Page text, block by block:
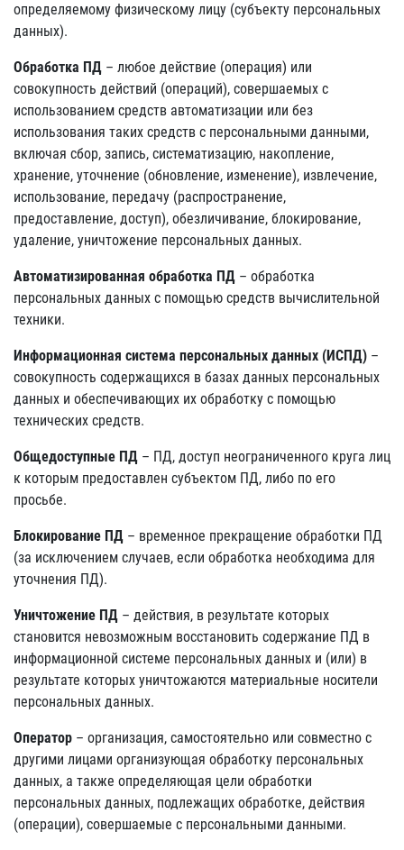
определяемому физическому лицу (субъекту персональных
данных).
Обработка ПД – любое действие (операция) или
совокупность действий (операций), совершаемых с
использованием средств автоматизации или без
использования таких средств с персональными данными,
включая сбор, запись, систематизацию, накопление,
хранение, уточнение (обновление, изменение), извлечение,
использование, передачу (распространение,
предоставление, доступ), обезличивание, блокирование,
удаление, уничтожение персональных данных.
Автоматизированная обработка ПД – обработка
персональных данных с помощью средств вычислительной
техники.
Информационная система персональных данных (ИСПД) –
совокупность содержащихся в базах данных персональных
данных и обеспечивающих их обработку с помощью
технических средств.
Общедоступные ПД – ПД, доступ неограниченного круга лиц
к которым предоставлен субъектом ПД, либо по его
просьбе.
Блокирование ПД – временное прекращение обработки ПД
(за исключением случаев, если обработка необходима для
уточнения ПД).
Уничтожение ПД – действия, в результате которых
становится невозможным восстановить содержание ПД в
информационной системе персональных данных и (или) в
результате которых уничтожаются материальные носители
персональных данных.
Оператор – организация, самостоятельно или совместно с
другими лицами организующая обработку персональных
данных, а также определяющая цели обработки
персональных данных, подлежащих обработке, действия
(операции), совершаемые с персональными данными.